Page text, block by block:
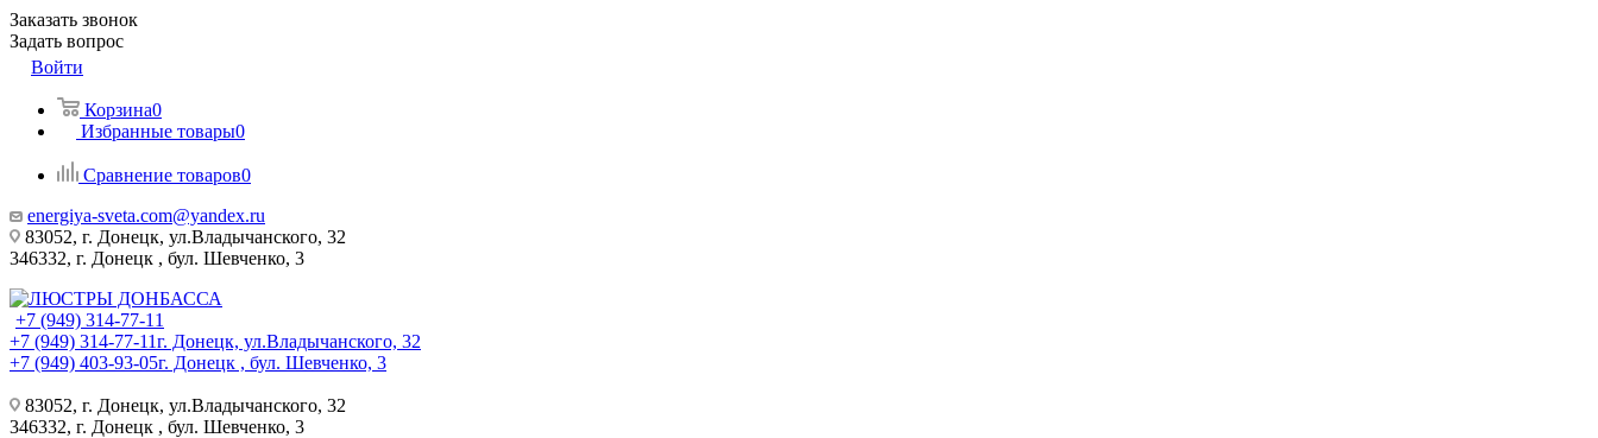
Заказать звонок
Задать вопрос
Войти
Корзина0
Избранные товары0
Сравнение товаров0
energiya-sveta.com@yandex.ru
83052, г. Донецк, ул.Владычанского, 32
346332, г. Донецк , бул. Шевченко, 3
+7 (949) 314-77-11
+7 (949) 314-77-11г. Донецк, ул.Владычанского, 32
+7 (949) 403-93-05г. Донецк , бул. Шевченко, 3
83052, г. Донецк, ул.Владычанского, 32
346332, г. Донецк , бул. Шевченко, 3